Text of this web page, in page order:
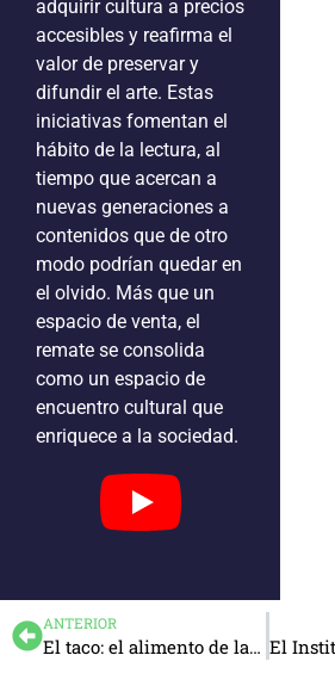
adquirir cultura a precios
accesibles y reafirma el
valor de preservar y
difundir el arte. Estas
iniciativas fomentan el
hábito de la lectura, al
tiempo que acercan a
nuevas generaciones a
contenidos que de otro
modo podrían quedar en
el olvido. Más que un
espacio de venta, el
remate se consolida
como un espacio de
encuentro cultural que
enriquece a la sociedad.
ANTERIOR
El taco: el alimento de la memoria cultural mexicana